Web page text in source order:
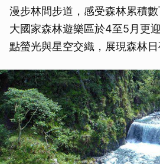
漫步林間步道，感受森林累積
大國家森林遊樂區於4至5月更
點螢光與星空交織，展現森林日